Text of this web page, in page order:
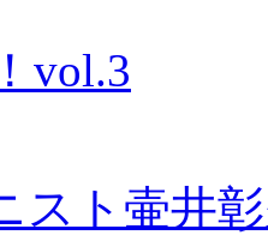
vol.3
スト壷井彰